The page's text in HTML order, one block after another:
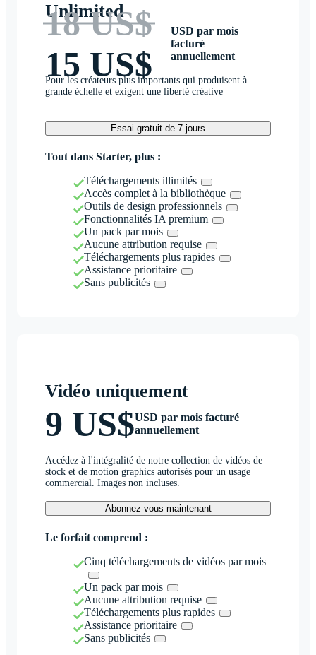
Unlimited
18 US$
15 US$
USD par mois
facturé
annuellement
Pour les créateurs plus importants qui produisent à
grande échelle et exigent une liberté créative
Essai gratuit de 7 jours
Tout dans Starter, plus :
Téléchargements illimités
Accès complet à la bibliothèque
Outils de design professionnels
Fonctionnalités IA premium
Un pack par mois
Aucune attribution requise
Téléchargements plus rapides
Assistance prioritaire
Sans publicités
Vidéo uniquement
9 US$USD par mois facturé
annuellement
Accédez à l'intégralité de notre collection de vidéos de
stock et de motion graphics autorisés pour un usage
commercial. Images non incluses.
Abonnez-vous maintenant
Le forfait comprend :
Cinq téléchargements de vidéos par mois
Un pack par mois
Aucune attribution requise
Téléchargements plus rapides
Assistance prioritaire
Sans publicités